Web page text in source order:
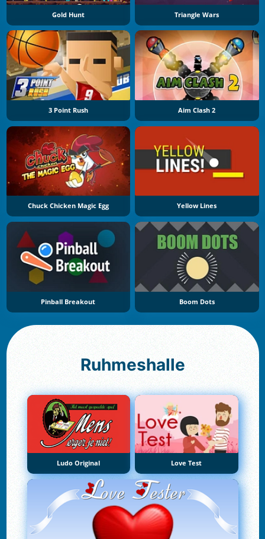
Gold Hunt Triangle Wars
3 Point Rush Aim Clash 2
Chuck Chicken Magic Egg Yellow Lines
Pinball Breakout Boom Dots
Ruhmeshalle
Ludo Original Love Test